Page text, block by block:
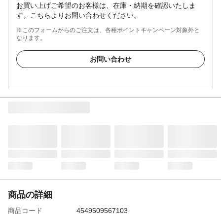
お買い上げご希望のお客様は、在庫・納期を確認いたしま
す。こちらよりお問い合わせください。
※このフォームからのご注文は、各種ポイントキャンペーン対象外と
なります。
お問い合わせ
商品の詳細
商品コード
4549509567103